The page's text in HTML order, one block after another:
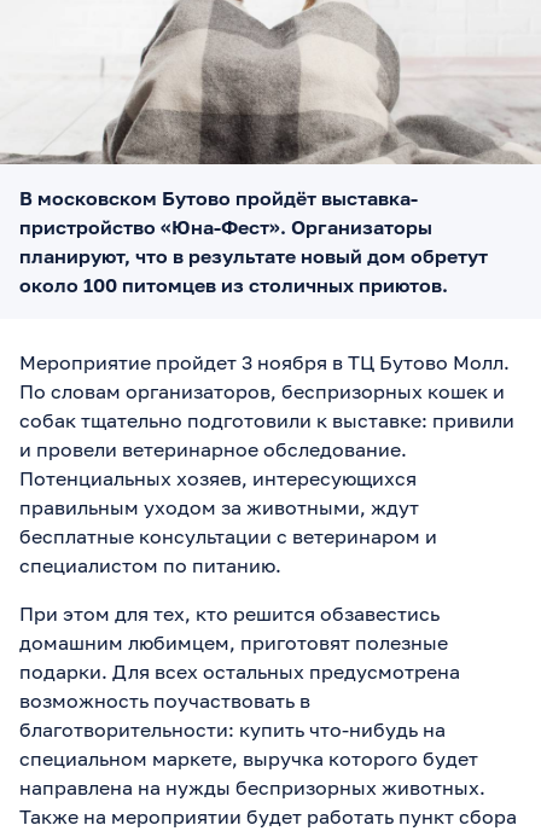
В московском Бутово пройдёт выставка-
пристройство «Юна-Фест». Организаторы
планируют, что в результате новый дом обретут
около 100 питомцев из столичных приютов.
Мероприятие пройдет 3 ноября в ТЦ Бутово Молл.
По словам организаторов, беспризорных кошек и
собак тщательно подготовили к выставке: привили
и провели ветеринарное обследование.
Потенциальных хозяев, интересующихся
правильным уходом за животными, ждут
бесплатные консультации с ветеринаром и
специалистом по питанию.
При этом для тех, кто решится обзавестись
домашним любимцем, приготовят полезные
подарки. Для всех остальных предусмотрена
возможность поучаствовать в
благотворительности: купить что-нибудь на
специальном маркете, выручка которого будет
направлена на нужды беспризорных животных.
Также на мероприятии будет работать пункт сбора